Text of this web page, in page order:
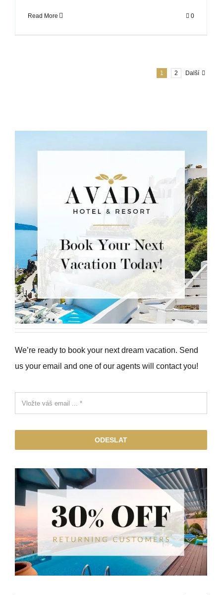
Read More 0
1 2 Další
We’re ready to book your next dream vacation. Send
us your email and one of our agents will contact you!
ODESLAT